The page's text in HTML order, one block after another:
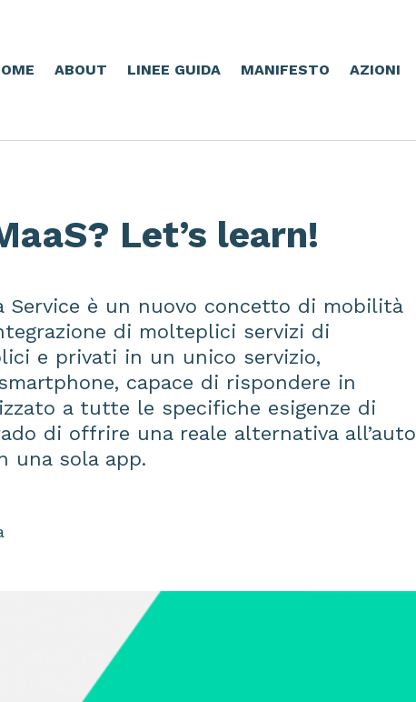
ABOUT LINEE GUIDA MANIFESTO AZIONI
Let’s learn!
Service è un nuovo concetto di mobilità
di molteplici servizi di
e privati in un unico servizio,
capace di rispondere in
a tutte le specifiche esigenze di
di offrire una reale alternativa all’auto
una sola app.